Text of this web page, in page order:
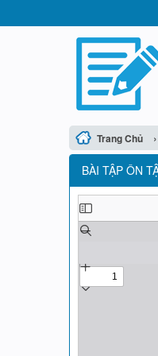
Trang Chủ ›
BÀI TẬP ÔN